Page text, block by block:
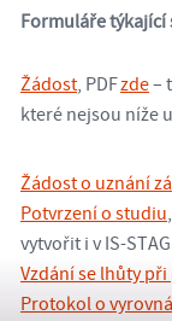
Formuláře týkající
Žádost, PDFzde–
které nejsou níže
Žádost o uznání
Potvrzení o studiu
vytvořit i v IS-
Vzdání se lhůty
Protokol o